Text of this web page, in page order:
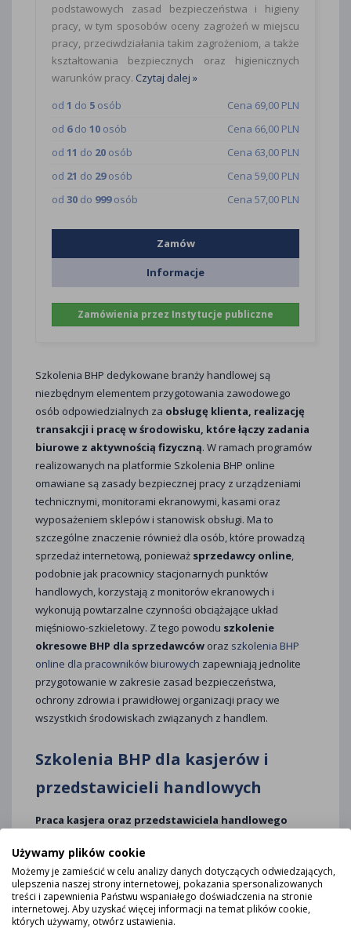
podstawowych zasad bezpieczeństwa i higieny
pracy, w tym sposobów oceny zagrożeń w miejscu
pracy, przeciwdziałania takim zagrożeniom, a także
kształtowania bezpiecznych oraz higienicznych
warunków pracy. Czytaj dalej »
od 1 do 5 osób
Cena 69,00 PLN
od 6do 10 osób
Cena 66,00 PLN
od 11 do 20 osób
Cena 63,00 PLN
od 21 do 29osób
Cena 59,00 PLN
od 30 do 999osób Cena 57,00 PLN
Zamów
Informacje
Zamówienia przez Instytucje publiczne
Szkolenia BHP dedykowane branży handlowej są
niezbędnym elementem przygotowania zawodowego
osób odpowiedzialnych za obsługę klienta, realizację
transakcji i pracę w środowisku, które łączy zadania
biurowe z aktywnością fizyczną. W ramach programów
realizowanych na platformie Szkolenia BHP online
omawiane są zasady bezpiecznej pracy z urządzeniami
technicznymi, monitorami ekranowymi, kasami oraz
wyposażeniem sklepów i stanowisk obsługi. Ma to
szczególne znaczenie również dla osób, które prowadzą
sprzedaż internetową, ponieważ sprzedawcy online,
podobnie jak pracownicy stacjonarnych punktów
handlowych, korzystają z monitorów ekranowych i
wykonują powtarzalne czynności obciążające układ
mięśniowo-szkieletowy. Z tego powodu szkolenie
okresowe BHP dla sprzedawców oraz szkolenia BHP
online dla pracowników biurowych zapewniają jednolite
przygotowanie w zakresie zasad bezpieczeństwa,
ochrony zdrowia i prawidłowej organizacji pracy we
wszystkich środowiskach związanych z handlem.
Szkolenia BHP dla kasjerów i
przedstawicieli handlowych
Praca kasjera oraz przedstawiciela handlowego
zagrożeniami, które powinny być uwzględnione w
programie regularnej edukacji BHP. Osoby pracujące
przy stanowiskach kasowychmają codzienny kontakt z
urządzeniami elektrycznymi, wykonują liczne ruchy
powtarzalne i działają w przestrzeni, w której istotne są
Używamy plików cookie
Możemy je zamieścić w celu analizy danych dotyczących odwiedzających,
ulepszenia naszej strony internetowej, pokazania spersonalizowanych
treści i zapewnienia Państwu wspaniałego doświadczenia na stronie
internetowej. Aby uzyskać więcej informacji na temat plików cookie,
których używamy, otwórz ustawienia.